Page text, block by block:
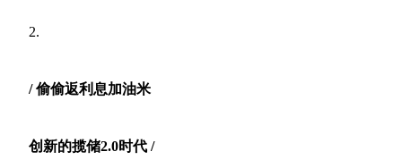
2.
/ 偷偷返利息加油米
创新的揽储2.0时代 /